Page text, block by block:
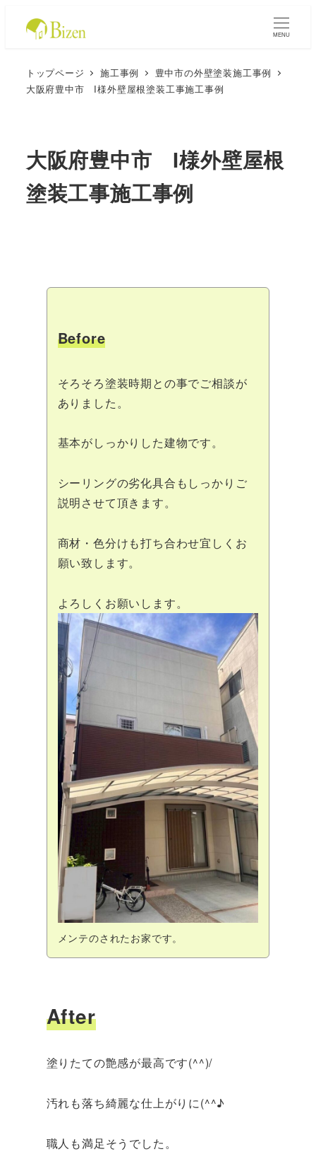
MENU
トップページ 施工事例
豊中市の外壁塗装施工事例
大阪府豊中市 I様外壁屋根塗装工事施工事例
大阪府豊中市 I様外壁屋根
塗装工事施工事例
Before
そろそろ塗装時期との事でご相談が
ありました。
基本がしっかりした建物です。
シーリングの劣化具合もしっかりご
説明させて頂きます。
商材・色分けも打ち合わせ宜しくお
願い致します。
よろしくお願いします。
メンテのされたお家です。
After
塗りたての艶感が最高です(^^)/
汚れも落ち綺麗な仕上がりに(^^♪
職人も満足そうでした。